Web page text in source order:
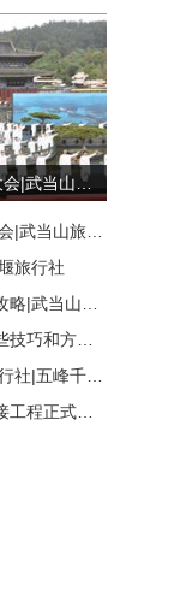
2024世界武当太极拳大会|武当山旅游攻略|武当山旅行社|十堰百分佰国际旅行社
旅行社